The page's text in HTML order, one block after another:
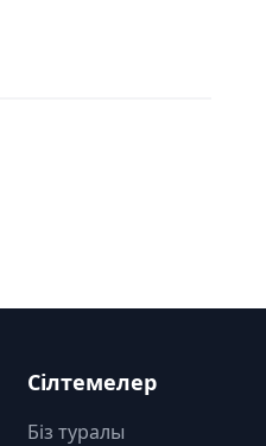
Сілтемелер
Біз туралы